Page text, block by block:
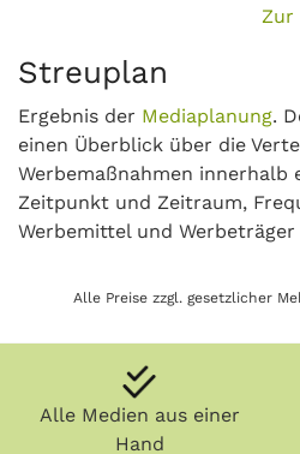
Zur
Streuplan
Ergebnis der Mediaplanung.
einen Überblick über die
Werbemaßnahmen innerhalb
Zeitpunkt und Zeitraum,
Werbemittel und
Alle Preise zzgl. gesetzlicher
Alle Medien aus einer
Hand